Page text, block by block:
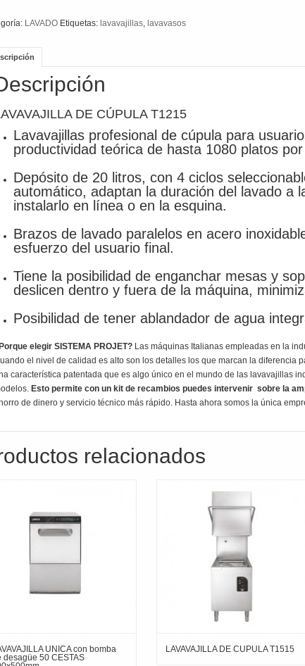
LAVADO Etiquetas: lavavajillas, lavavasos
DE CÚPULA T1215
Lavavajillas profesional de cúpula para
productividad teórica de hasta 1080 platos
Depósito de 20 litros, con 4 ciclos
automático, adaptan la duración del lavado a
instalarlo en línea o en la esquina.
Brazos de lavado paralelos en acero
esfuerzo del usuario final.
Tiene la posibilidad de enganchar mesas y
deslicen dentro y fuera de la máquina,
Posibilidad de tener ablandador de agua
elegir SISTEMA PROJET? Las máquinas Italianas empleadas en la
el nivel de calidad es alto son los detalles los que marcan la diferencia
característica patentada que es algo único en el mundo de las lavavajillas
Esto permite con un kit de recambios puedes intervenir sobre la
de dinero y servicio técnico más rápido. Hasta ahora somos la única
relacionados
UNICA con bomba
desagüe 50 CESTAS
LAVAVAJILLA DE CUPULA T1515